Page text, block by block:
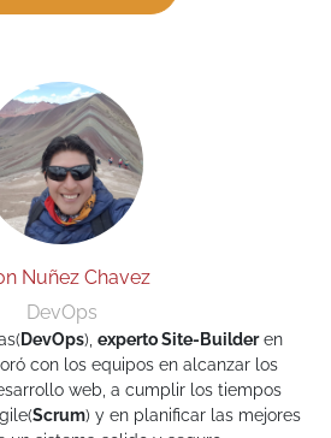
Nuñez Chavez
DevOps
DevOps), experto Site-Builderen
con los equipos en alcanzar los
web, a cumplir los tiempos
Scrum) y en planificar las mejores